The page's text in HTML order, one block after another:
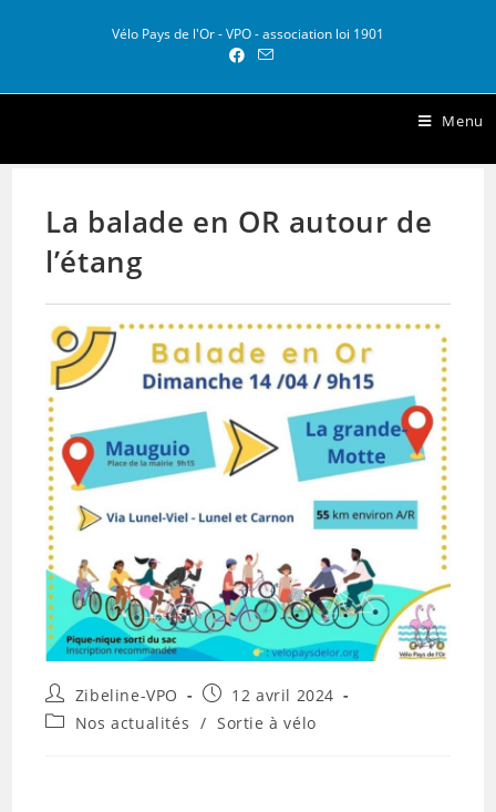
Vélo Pays de l'Or - VPO - association loi 1901
Menu
La balade en OR autour de
l’étang
Zibeline-VPO
12 avril 2024
Nos actualités / Sortie à vélo